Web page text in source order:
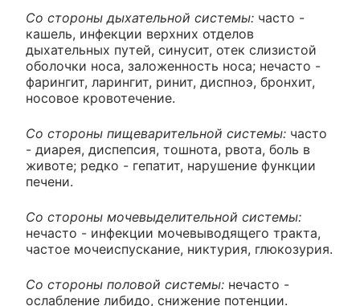
Со стороны дыхательной системы: часто -
кашель, инфекции верхних отделов
дыхательных путей, синусит, отек слизистой
оболочки носа, заложенность носа; нечасто -
фарингит, ларингит, ринит, диспноэ, бронхит,
носовое кровотечение.
Со стороны пищеварительной системы: часто
- диарея, диспепсия, тошнота, рвота, боль в
животе; редко - гепатит, нарушение функции
печени.
Со стороны мочевыделительной системы:
нечасто - инфекции мочевыводящего тракта,
частое мочеиспускание, никтурия, глюкозурия.
Со стороны половой системы: нечасто -
ослабление либидо, снижение потенции.